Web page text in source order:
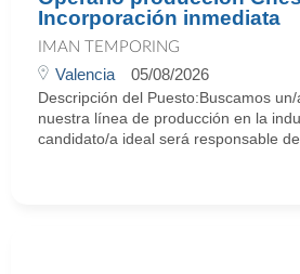
Incorporación inmediata
IMAN TEMPORING
Valencia 05/08/2026
Descripción del Puesto:Buscamos
nuestra línea de producción en la
candidato/a ideal será responsable de